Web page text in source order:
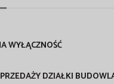
WYŁĄCZNOŚĆ
DZIAŁKI